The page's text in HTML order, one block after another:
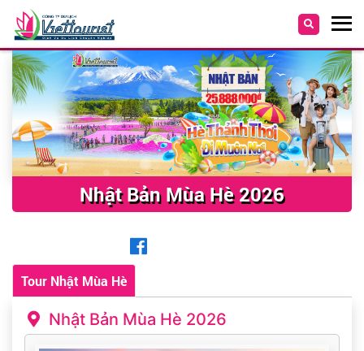
Nhật Bản Mùa Hè 2026
Tour Nhật Mùa Hè
Nhật Bản Mùa Hè 2026